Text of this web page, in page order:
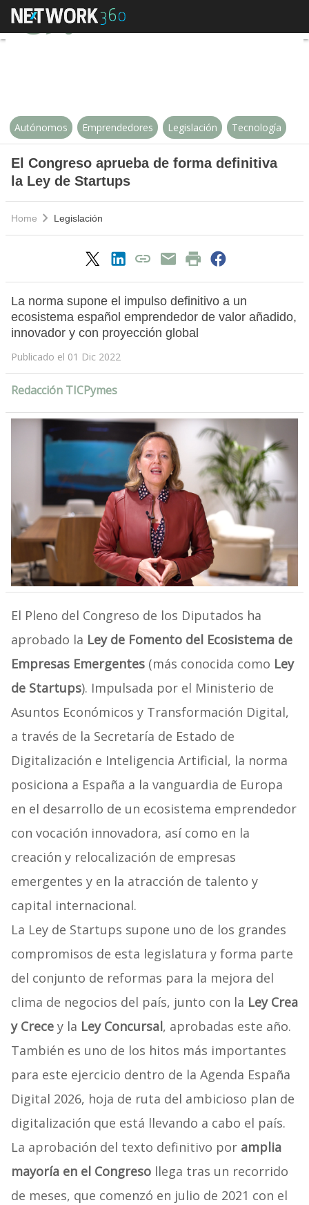
El Congreso aprueba de forma
Autónomos Emprendedores Legislación Tecnología
El Congreso aprueba de forma definitiva
la Ley de Startups
Home Legislación
La norma supone el impulso definitivo a un
ecosistema español emprendedor de valor añadido,
innovador y con proyección global
Publicado el 01 Dic 2022
Redacción TICPymes
El Pleno del Congreso de los Diputados ha
aprobado la Ley de Fomento del Ecosistema de
Empresas Emergentes (más conocida como Ley
de Startups). Impulsada por el Ministerio de
Asuntos Económicos y Transformación Digital,
a través de la Secretaría de Estado de
Digitalización e Inteligencia Artificial, la norma
posiciona a España a la vanguardia de Europa
en el desarrollo de un ecosistema emprendedor
con vocación innovadora, así como en la
creación y relocalización de empresas
emergentes y en la atracción de talento y
capital internacional.
La Ley de Startups supone uno de los grandes
compromisos de esta legislatura y forma parte
del conjunto de reformas para la mejora del
clima de negocios del país, junto con la Ley Crea
y Crece y la Ley Concursal, aprobadas este año.
También es uno de los hitos más importantes
para este ejercicio dentro de la Agenda España
Digital 2026, hoja de ruta del ambicioso plan de
digitalización que está llevando a cabo el país.
La aprobación del texto definitivo por amplia
mayoría en el Congreso llega tras un recorrido
de meses, que comenzó en julio de 2021 con el